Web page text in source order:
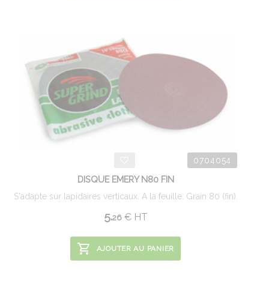
0704054
DISQUE EMERY N80 FIN
S'adapte sur lapidaires verticaux. A la feuille. Grain 80 (fin).
5.26 €HT
AJOUTER AU PANIER